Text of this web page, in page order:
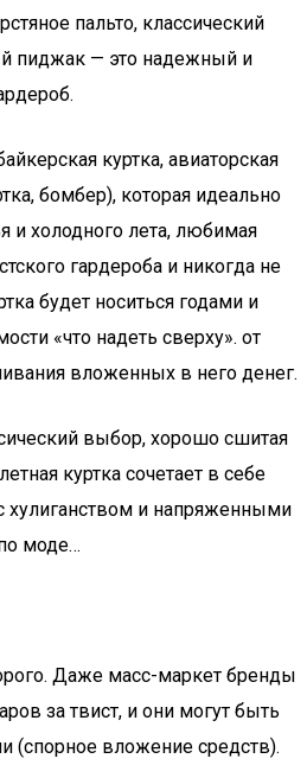
пальто, классический
пиджак — это надежный и
куртка, авиаторская
бомбер), которая идеально
и холодного лета, любимая
гардероба и никогда не
будет носиться годами и
«что надеть сверху». от
вложенных в него денег.
выбор, хорошо сшитая
куртка сочетает в себе
хулиганством и напряженными
моде…
Даже масс-маркет бренды
за твист, и они могут быть
(спорное вложение средств).